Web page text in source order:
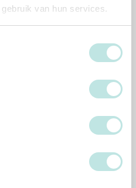
van hun services.
en weet alles als eerste!